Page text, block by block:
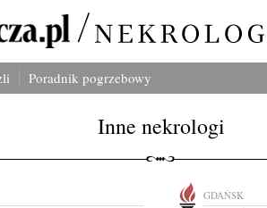
Poradnik pogrzebowy
Inne nekrologi
GDAŃSK